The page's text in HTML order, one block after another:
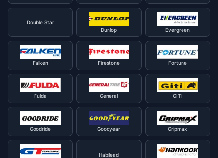
Double Star
Dunlop
Evergreen
Falken Firestone Fortune
Fulda General GITI
Goodride Goodyear Gripmax
Habilead